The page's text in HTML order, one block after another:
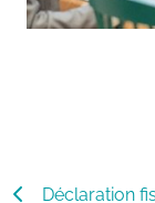
Déclaration